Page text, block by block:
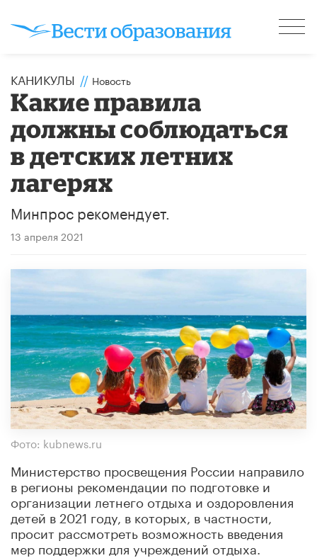
КАНИКУЛЫ // Новость
Какие правила
должны соблюдаться
в детских летних
лагерях
Минпрос рекомендует.
13 апреля 2021
Фото: kubnews.ru
Министерство просвещения России направило
в регионы рекомендации по подготовке и
организации летнего отдыха и оздоровления
детей в 2021 году, в которых, в частности,
просит рассмотреть возможность введения
мер поддержки для учреждений отдыха.